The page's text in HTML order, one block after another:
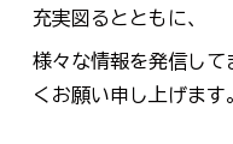
充実図るとともに、
様々な情報を発信して
くお願い申し上げます